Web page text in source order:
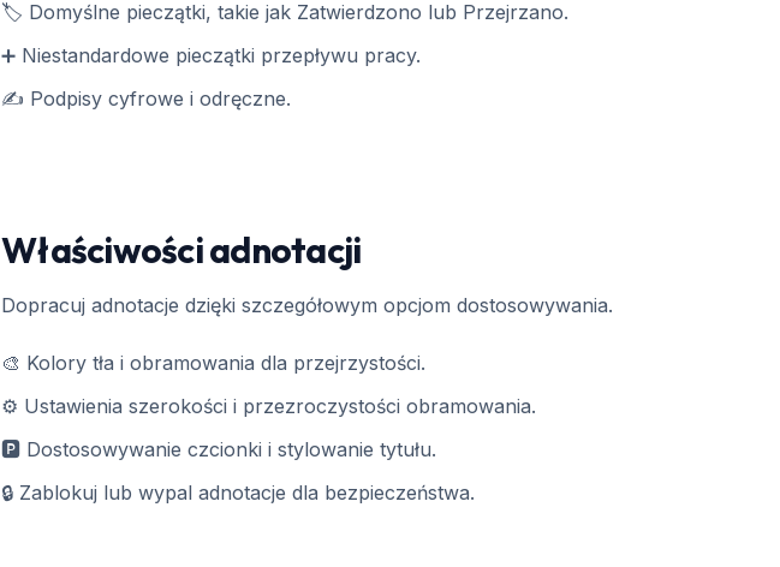
🏷️ Domyślne pieczątki, takie jak Zatwierdzono lub Przejrzano.
➕ Niestandardowe pieczątki przepływu pracy.
✍️ Podpisy cyfrowe i odręczne.
Właściwości adnotacji
Dopracuj adnotacje dzięki szczegółowym opcjom dostosowywania.
🎨 Kolory tła i obramowania dla przejrzystości.
⚙️ Ustawienia szerokości i przezroczystości obramowania.
🅿️ Dostosowywanie czcionki i stylowanie tytułu.
🔒 Zablokuj lub wypal adnotacje dla bezpieczeństwa.